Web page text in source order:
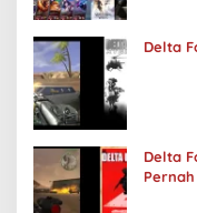
Delta
Delta